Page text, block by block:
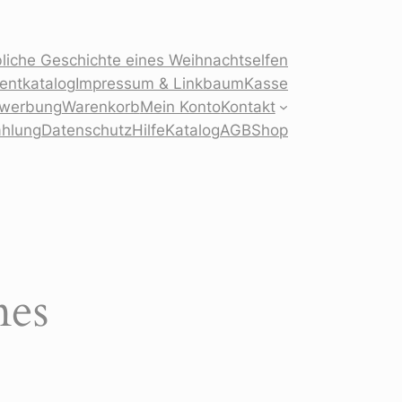
Geschichte eines Weihnachtselfen
Impressum & LinkbaumKasse
WarenkorbMein KontoKontakt
DatenschutzHilfeKatalogAGBShop